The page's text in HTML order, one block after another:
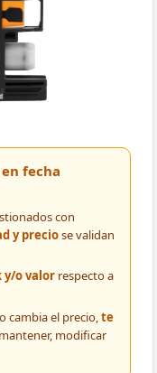
fecha
con
y preciose validan
y/o valorrespecto a
cambia el precio,te
modificar